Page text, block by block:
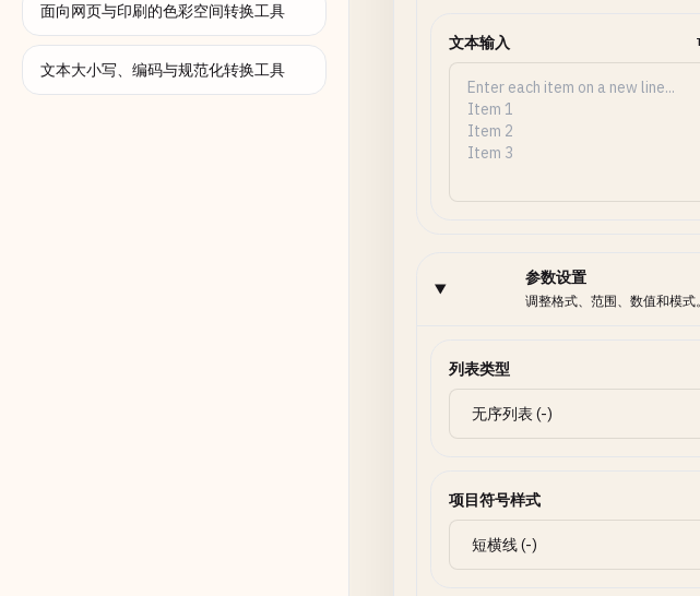
面向网页与印刷的色彩空间转换工具
文本大小写、编码与规范化转换工具
文本输入
参数设置
调整格式、范围、数值和模式。
列表类型
项目符号样式